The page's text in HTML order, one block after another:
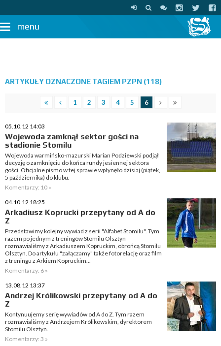
menu
ARTYKUŁY OZNACZONE TAGIEM PZPN (118)
1 2 3 4 5 6
05.10.12 14:03
Wojewoda zamknął sektor gości na
stadionie Stomilu
Wojewoda warmińsko-mazurski Marian Podziewski podjął
decyzję o zamknięciu do końca rundy jesiennej sektora
gości. Oficjalne pismo w tej sprawie wpłynęło dzisiaj (piątek,
5 października) do klubu.
Komentarzy: 10 »
04.10.12 18:25
Arkadiusz Koprucki przepytany od A do
Z
Przedstawimy kolejny wywiad z serii "Alfabet Stomilu". Tym
razem po jednym z treningów Stomilu Olsztyn
rozmawialiśmy z Arkadiuszem Kopruckim, obrońcą Stomilu
Olsztyn. Do artykułu "załączamy" także fotorelację oraz film
z treningu z Arkiem Kopruckim...
Komentarzy: 6 »
13.08.12 13:37
Andrzej Królikowski przepytany od A do
Z
Kontynuujemy serię wywiadów od A do Z. Tym razem
rozmawialiśmy z Andrzejem Królikowskim, dyrektorem
Stomilu Olsztyn.
Komentarzy: 3 »